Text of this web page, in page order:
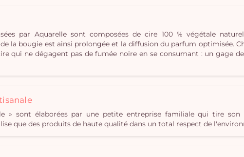
par Aquarelle sont composées de cire 100 % végétale
la bougie est ainsi prolongée et la diffusion du parfum optimisée.
qui ne dégagent pas de fumée noire en se consumant : un gage
» sont élaborées par une petite entreprise familiale qui tire
que des produits de haute qualité dans un total respect de